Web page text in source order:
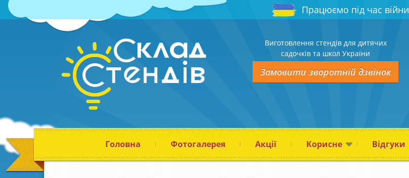
Працюємо під час війни
Виготовлення стендів для дитячих
садочків та школ України
Замовити зворотній дзвінок
Головна Фотогалерея Акції Корисне Відгуки